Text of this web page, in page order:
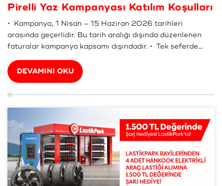
Pirelli Yaz Kampanyası Katılım Koşulları
• Kampanya, 1 Nisan – 15 Haziran 2026 tarihleri
arasında geçerlidir. Bu tarih aralığı dışında düzenlenen
faturalar kampanya kapsamı dışındadır. • Tek seferde
lastik alımında; 18&rsquo...
DEVAMINI OKU